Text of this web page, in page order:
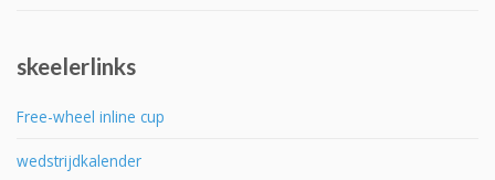
skeelerlinks
Free-wheel inline cup
wedstrijdkalender